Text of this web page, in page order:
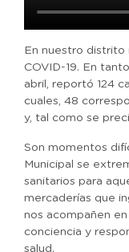
En nuestro distrito
COVID-19. En
abril, reportó 124
cuales, 48
y, tal como se
Son momentos
Municipal se
sanitarios para
mercaderías que
nos acompañen
conciencia y
salud.